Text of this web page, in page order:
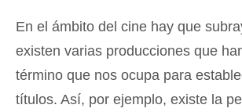
En el ámbito del cine hay que
existen varias producciones que
término que nos ocupa para
títulos. Así, por ejemplo, existe la